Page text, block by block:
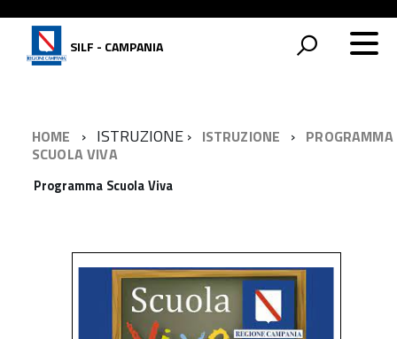
SILF - CAMPANIA
HOME ISTRUZIONE ISTRUZIONE
PROGRAMMA
SCUOLA VIVA
Programma Scuola Viva